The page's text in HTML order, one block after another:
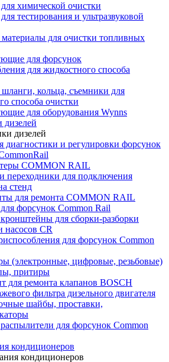
химической очистки
тестирования и ультразвуковой
для очистки топливных
для форсунок
для жидкостного способа
кольца, съемники для
способа очистки
для оборудования Wynns
дизелей
диагностики и регулировки форсунок
COMMON RAIL
переходники для подключения
стенд
для ремонта COMMON RAIL
форсунок Common Rail
для сборки-разборки
насосов CR
для форсунок Common
(электронные, цифровые, резьбовые)
притиры
для ремонта клапанов BOSCH
фильтра дизельного двигателя
шайбы, проставки,
для форсунок Common
кондиционеров